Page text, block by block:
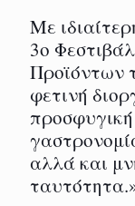
Με
3ο
Προϊόντων
φετινή
προσφυγική
αλλά και